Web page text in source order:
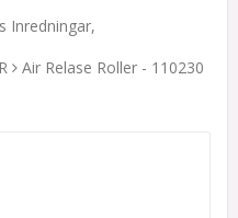
Inredningar,
Air Relase Roller - 110230